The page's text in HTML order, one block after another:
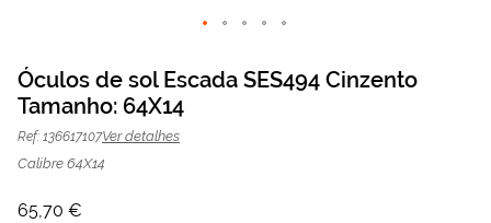
Óculos de sol Escada SES494
Cinzento | Mais Optica
para
o
início
Galeria
de
Óculos de sol Escada SES494 Cinzento
Tamanho: 64X14
Ref: 136617107Ver detalhes
Calibre 64X14
65,70 €